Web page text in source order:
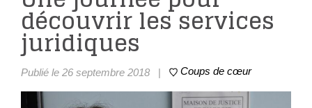
découvrir les services
juridiques
Publié le 26 septembre 2018 | Coups de cœur